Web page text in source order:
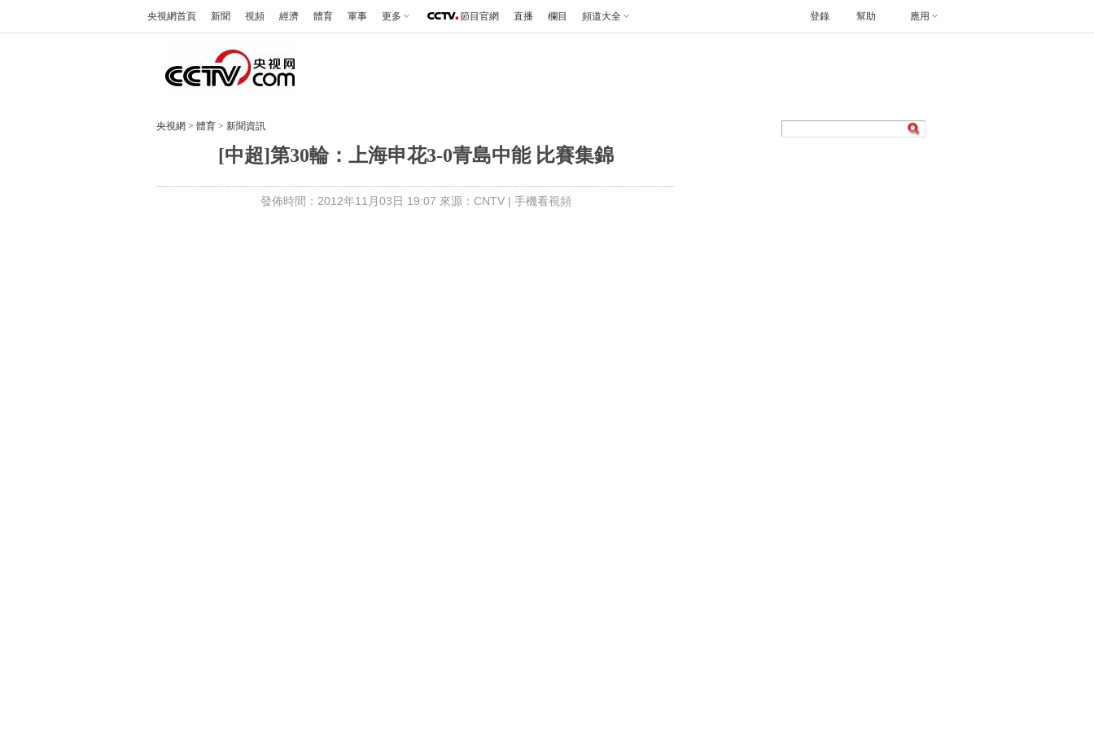
央視網首頁 新聞 視頻 經濟 體育 軍事 更多 節目官網 直播 欄目 頻道大全 幫助 應用
登錄
央視網 > 體育 > 新聞資訊
[中超]第30輪：上海申花3-0青島中能 比賽集錦
發佈時間：2012年11月03日 19:07 來源：CNTV | 手機看視頻